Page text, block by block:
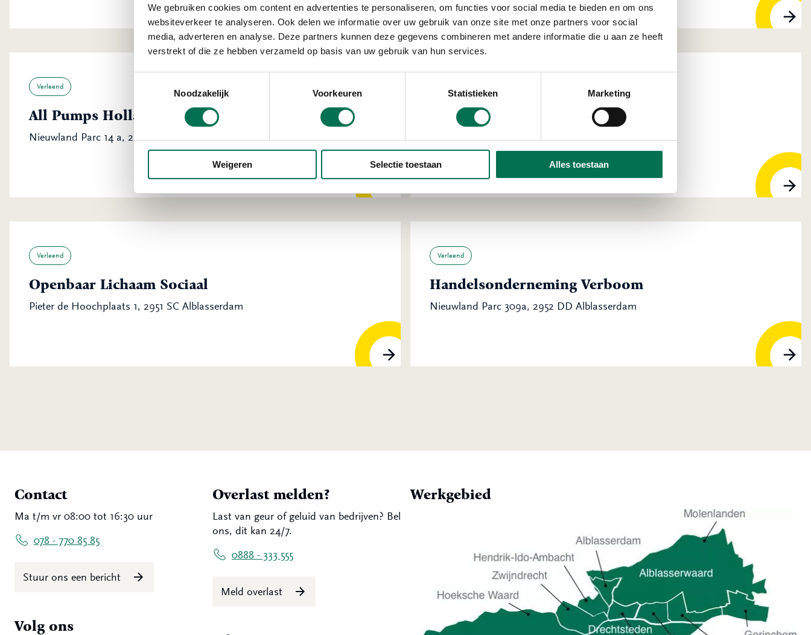
We gebruiken cookies om content en advertenties te personaliseren, om functies voor social media te bieden en om ons
websiteverkeer te analyseren. Ook delen we informatie over uw gebruik van onze site met onze partners voor social
media, adverteren en analyse. Deze partners kunnen deze gegevens combineren met andere informatie die u aan ze heeft
verstrekt of die ze hebben verzameld op basis van uw gebruik van hun services.
Noodzakelijk
Voorkeuren Statistieken Marketing
Weigeren Selectie toestaan Alles toestaan
Verleend
All Pumps Holland B.V.
Nieuwland Parc 14 a, 2952 DA Alblasserdam
Stichting Woonkracht 10
Pieter Hoochplaats 1 Alblasserdam
Verleend
Openbaar Lichaam Sociaal
Pieter de Hoochplaats 1, 2951 SC Alblasserdam
Verleend
Handelsonderneming Verboom
Nieuwland Parc 309a, 2952 DD Alblasserdam
Contact
Ma t/m vr 08:00 tot 16:30 uur
078 - 770 85 85
Stuur ons een bericht
Volg ons
Overlast melden?
Last van geur of geluid van bedrijven? Bel
ons, dit kan 24/7.
0888 - 333 555
Meld overlast
Werkgebied